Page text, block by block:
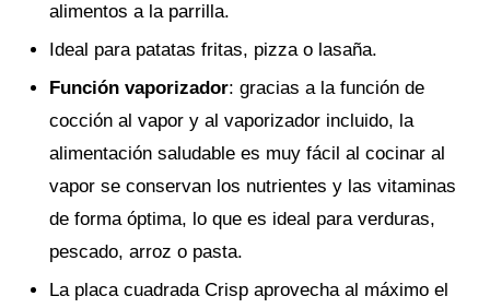
alimentos a la parrilla.
Ideal para patatas fritas, pizza o lasaña.
Función vaporizador: gracias a la función de
cocción al vapor y al vaporizador incluido, la
alimentación saludable es muy fácil al cocinar al
vapor se conservan los nutrientes y las vitaminas
de forma óptima, lo que es ideal para verduras,
pescado, arroz o pasta.
La placa cuadrada Crisp aprovecha al máximo el